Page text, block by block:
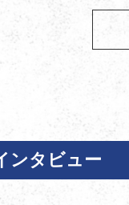
ンタビュー